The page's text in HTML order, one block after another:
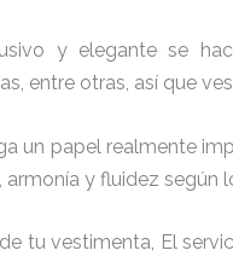
y elegante se
entre otras, así que
un papel realmente
y fluidez según
tu vestimenta, El